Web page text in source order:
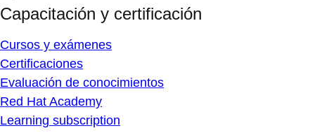
Capacitación y certificación
Cursos y exámenes
Certificaciones
Evaluación de conocimientos
Red Hat Academy
Learning subscription